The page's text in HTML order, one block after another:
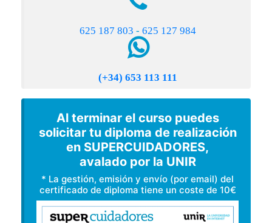
625 187 803 - 625 127 984
(+34) 653 113 111
Al terminar el curso puedes
solicitar tu diploma de realización
en SUPERCUIDADORES,
avalado por la UNIR
* La gestión, emisión y envío (por email) del
certificado de diploma tiene un coste de 10€